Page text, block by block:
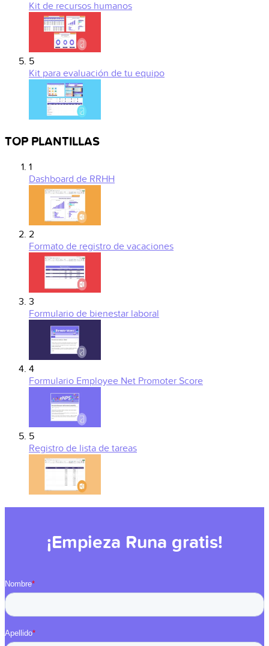
Kit de recursos humanos
5
Kit para evaluación de tu equipo
TOP PLANTILLAS
1
Dashboard de RRHH
2
Formato de registro de vacaciones
3
Formulario de bienestar laboral
4
Formulario Employee Net Promoter Score
5
Registro de lista de tareas
¡Empieza Runa gratis!